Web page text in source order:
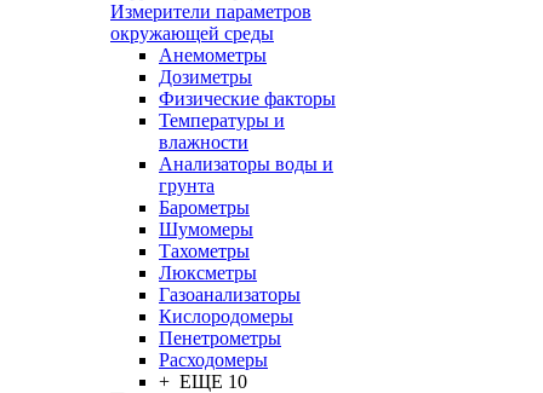
Измерители параметров
окружающей среды
Анемометры
Дозиметры
Физические факторы
Температуры и
влажности
Анализаторы воды и
грунта
Барометры
Шумомеры
Тахометры
Люксметры
Газоанализаторы
Кислородомеры
Пенетрометры
Расходомеры
+ ЕЩЕ 10